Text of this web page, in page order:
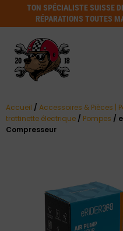
TON SPÉCIALISTE SUISSE
RÉPARATIONS TOUTES
Accueil / Accessoires & Pièces |
trottinette électrique / Pompes /
Compresseur